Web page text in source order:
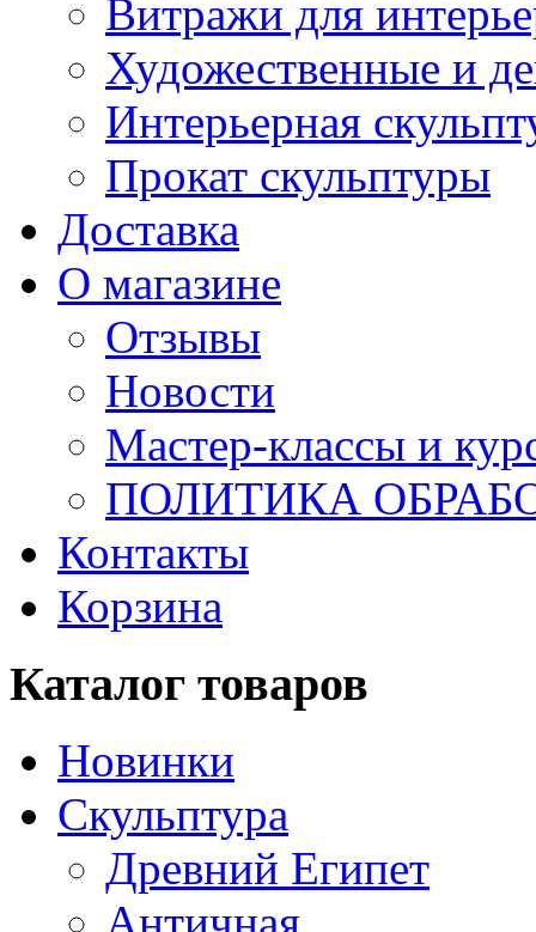
Витражи для
Художественные и
Интерьерная
Прокат скульптуры
Доставка
О магазине
Отзывы
Новости
Мастер-классы и
ПОЛИТИКА
Контакты
Корзина
Каталог товаров
Новинки
Скульптура
Древний Египет